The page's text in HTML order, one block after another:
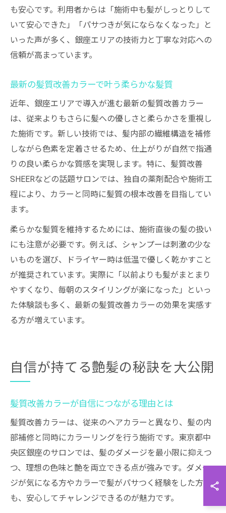
も安心です。利用者からは「施術中も髪がしっとりして
いて安心できた」「パサつきが気にならなくなった」と
いった声が多く、銀座エリアの技術力と丁寧な対応への
信頼が高まっています。
最新の髪質改善カラーで叶う柔らかな髪質
近年、銀座エリアで導入が進む最新の髪質改善カラー
は、従来よりもさらに髪への優しさと柔らかさを重視し
た施術です。新しい技術では、髪内部の繊維構造を補修
しながら色素を定着させるため、仕上がりが自然で指通
りの良い柔らかな質感を実現します。特に、髪質改善
SHEERなどの話題サロンでは、独自の薬剤配合や施術工
程により、カラーと同時に髪質の根本改善を目指してい
ます。
柔らかな髪質を維持するためには、施術直後の髪の扱い
にも注意が必要です。例えば、シャンプーは刺激の少な
いものを選び、ドライヤー時は低温で優しく乾かすこと
が推奨されています。実際に「以前よりも髪がまとまり
やすくなり、毎朝のスタイリングが楽になった」といっ
た体験談も多く、最新の髪質改善カラーの効果を実感す
る方が増えています。
自信が持てる艶髪の秘訣を大公開
髪質改善カラーが自信につながる理由とは
髪質改善カラーは、従来のヘアカラーと異なり、髪の内
部補修と同時にカラーリングを行う施術です。東京都中
央区銀座のサロンでは、髪のダメージを最小限に抑えつ
つ、理想の色味と艶を両立できる点が強みです。ダメー
ジが気になる方やカラーで髪がパサつく経験をした方に
も、安心してチャレンジできるのが魅力です。